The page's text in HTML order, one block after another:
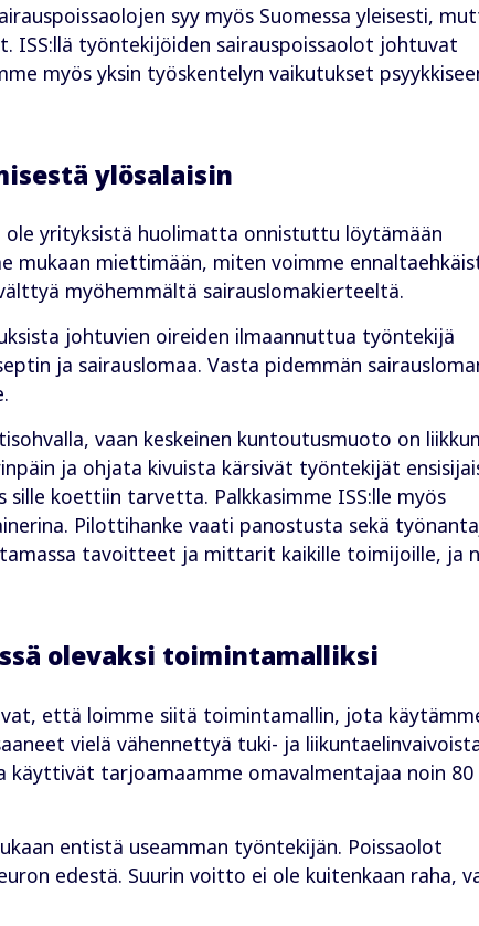
syy myös Suomessa yleisesti,
ISS:llä työntekijöiden sairauspoissaolot johtuvat
myös yksin työskentelyn vaikutukset
ylösalaisin
yrityksistä huolimatta onnistuttu löytämään
mukaan miettimään, miten voimme
myöhemmältä sairauslomakierteeltä.
johtuvien oireiden ilmaannuttua työntekijä
ja sairauslomaa. Vasta pidemmän
vaan keskeinen kuntoutusmuoto on
ja ohjata kivuista kärsivät työntekijät
koettiin tarvetta. Palkkasimme ISS:lle myös
Pilottihanke vaati panostusta sekä
tavoitteet ja mittarit kaikille toimijoille, ja
olevaksi toimintamalliksi
että loimme siitä toimintamallin, jota
vielä vähennettyä tuki- ja
tarjoamaamme omavalmentajaa noin 80
entistä useamman työntekijän. Poissaolot
edestä. Suurin voitto ei ole kuitenkaan raha,